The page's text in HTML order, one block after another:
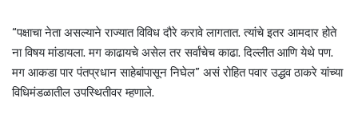
“पक्षाचा नेता असल्याने राज्यात विविध दौरे करावे लागतात. त्यांचे इतर आमदार होते
ना विषय मांडायला. मग काढायचे असेल तर सर्वांचेच काढा. दिल्लीत आणि येथे पण.
मग आकडा पार पंतप्रधान साहेबांपासून निघेल” असं रोहित पवार उद्धव ठाकरे यांच्या
विधिमंडळातील उपस्थितीवर म्हणाले.